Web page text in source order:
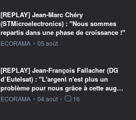
[REPLAY] Jean-Marc Chéry
(STMicroelectronics) : "Nous sommes
repartis dans une phase de croissance !"
information fournie par
ECORAMA • 05 août
[REPLAY] Jean-François Fallacher (DG
d’Eutelsat) : "L'argent n'est plus un
problème pour nous grâce à cette aug…
information fournie par
ECORAMA • 04 août • 16